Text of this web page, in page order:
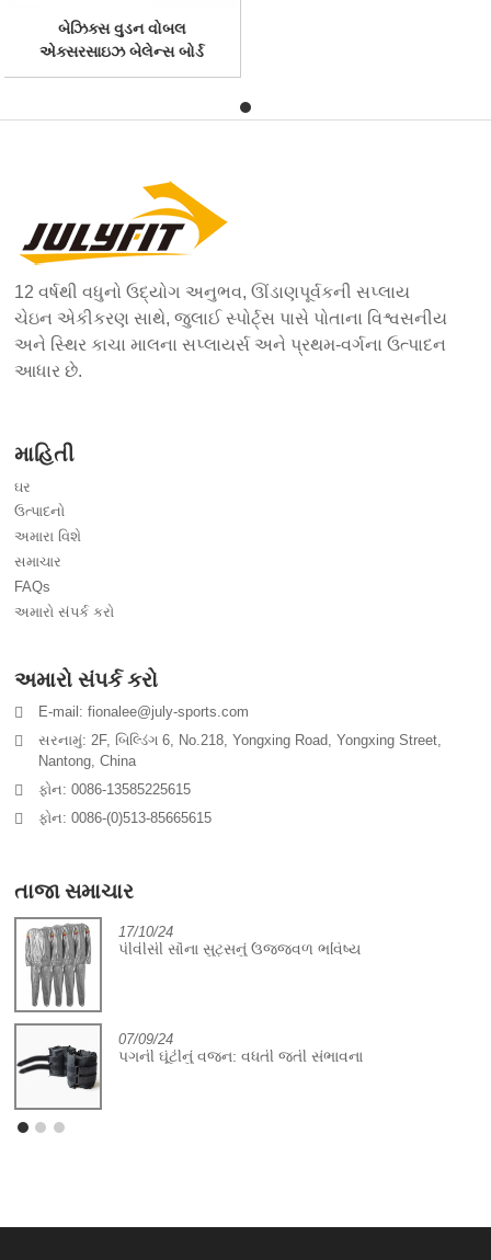
બેઝિક્સ વુડન વોબલ
એક્સરસાઇઝ બેલેન્સ બોર્ડ
12 વર્ષથી વધુનો ઉદ્યોગ અનુભવ, ઊંડાણપૂર્વકની સપ્લાય
ચેઇન એકીકરણ સાથે, જુલાઈ સ્પોર્ટ્સ પાસે પોતાના વિશ્વસનીય
અને સ્થિર કાચા માલના સપ્લાયર્સ અને પ્રથમ-વર્ગના ઉત્પાદન
આધાર છે.
માહિતી
ઘર
ઉત્પાદનો
અમારા વિશે
સમાચાર
FAQs
અમારો સંપર્ક કરો
અમારો સંપર્ક કરો
E-mail: fionalee@july-sports.com
સરનામું: 2F, બિલ્ડિંગ 6, No.218, Yongxing Road, Yongxing Street,
Nantong, China
ફોન: 0086-13585225615
ફોન: 0086-(0)513-85665615
તાજા સમાચાર
17/10/24
પીવીસી સૌના સુટ્સનું ઉજ્જવળ ભવિષ્ય
07/09/24
પગની ઘૂંટીનું વજન: વધતી જતી સંભાવના